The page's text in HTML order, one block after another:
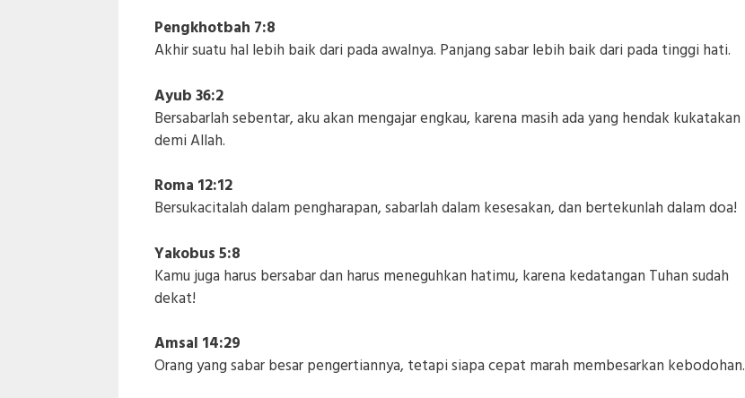
Pengkhotbah 7:8
Akhir suatu hal lebih baik dari pada awalnya. Panjang sabar lebih baik dari pada tinggi hati.
Ayub 36:2
Bersabarlah sebentar, aku akan mengajar engkau, karena masih ada yang hendak kukatakan
demi Allah.
Roma 12:12
Bersukacitalah dalam pengharapan, sabarlah dalam kesesakan, dan bertekunlah dalam doa!
Yakobus 5:8
Kamu juga harus bersabar dan harus meneguhkan hatimu, karena kedatangan Tuhan sudah
dekat!
Amsal 14:29
Orang yang sabar besar pengertiannya, tetapi siapa cepat marah membesarkan kebodohan.